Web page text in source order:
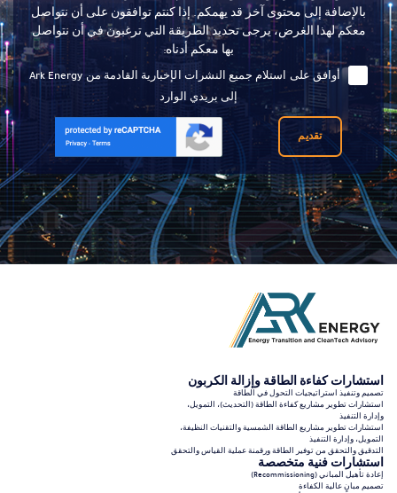
بالإضافة إلى محتوى آخر قد يهمكم. إذا كنتم توافقون على أن نتواصل
معكم لهذا الغرض، يرجى تحديد الطريقة التي ترغبون في أن نتواصل
بها معكم أدناه:
أوافق على استلام جميع النشرات الإخبارية القادمة من Ark Energy
إلى بريدي الوارد
تقديم
استشارات كفاءة الطاقة وإزالة الكربون
تصميم وتنفيذ استراتيجيات التحول في الطاقة
استشارات تطوير مشاريع كفاءة الطاقة (التحديث)، التمويل،
وإدارة التنفيذ
استشارات تطوير مشاريع الطاقة الشمسية والتقنيات النظيفة،
التمويل، وإدارة التنفيذ
التدقيق والتحقق من توفير الطاقة ورقمنة عملية القياس والتحقق
استشارات فنية متخصصة
إعادة تأهيل المباني (Recommissioning)
تصميم مبانٍ عالية الكفاءة